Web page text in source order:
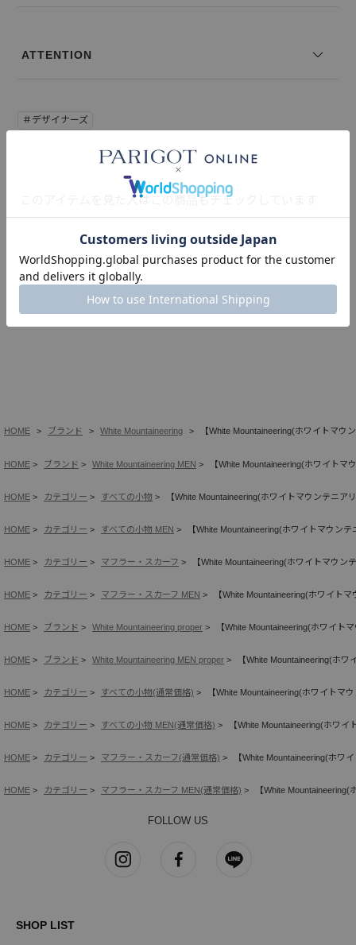
ATTENTION
＃デザイナーズ
このアイテムを見た人はこの商品もチェックしています
HOME ブランド White Mountaineering 【White Mountaineering(ホワイトマウ
HOME ブランド White Mountaineering MEN 【White Mountaineering(ホワイト
HOME カテゴリー すべての小物 【White Mountaineering(ホワイトマウンテニ
HOME カテゴリー すべての小物 MEN 【White Mountaineering(ホワイトマウン
HOME カテゴリー マフラー・スカーフ 【White Mountaineering(ホワイトマウ
HOME カテゴリー マフラー・スカーフ MEN 【White Mountaineering(ホワイト
HOME ブランド White Mountaineering proper 【White Mountaineering(ホワイト
HOME ブランド White Mountaineering MEN proper 【White Mountaineering(ホ
HOME カテゴリー すべての小物(通常価格) 【White Mountaineering(ホワイトマ
HOME カテゴリー すべての小物 MEN(通常価格) 【White Mountaineering(ホワ
HOME カテゴリー マフラー・スカーフ(通常価格) 【White Mountaineering(ホワ
HOME カテゴリー マフラー・スカーフ MEN(通常価格) 【White
FOLLOW US
SHOP LIST